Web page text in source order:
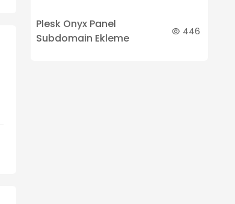
Plesk Onyx Panel
Subdomain Ekleme
446